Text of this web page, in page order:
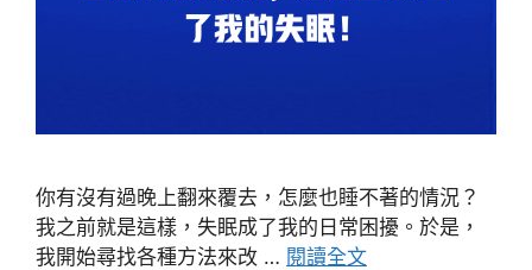
你有沒有過晚上翻來覆去，怎麼也睡不著的情況？
我之前就是這樣，失眠成了我的日常困擾。於是，
我開始尋找各種方法來改 … 閱讀全文